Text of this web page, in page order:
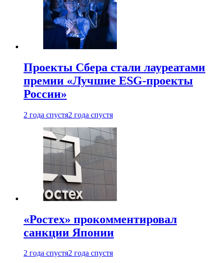
Проекты Сбера стали лауреатами
премии «Лучшие ESG-проекты
России»
2 года спустя2 года спустя
«Ростех» прокомментировал
санкции Японии
2 года спустя2 года спустя